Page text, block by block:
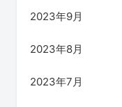
2023年9月
2023年8月
2023年7月